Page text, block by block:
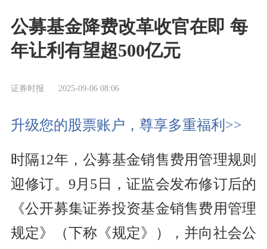
公募基金降费改革收官在即 每
年让利有望超500亿元
证券时报 2025-09-06 08:06
升级您的股票账户，尊享多重福利>>
时隔12年，公募基金销售费用管理规则
迎修订。9月5日，证监会发布修订后的
《公开募集证券投资基金销售费用管理
规定》（下称《规定》），并向社会公